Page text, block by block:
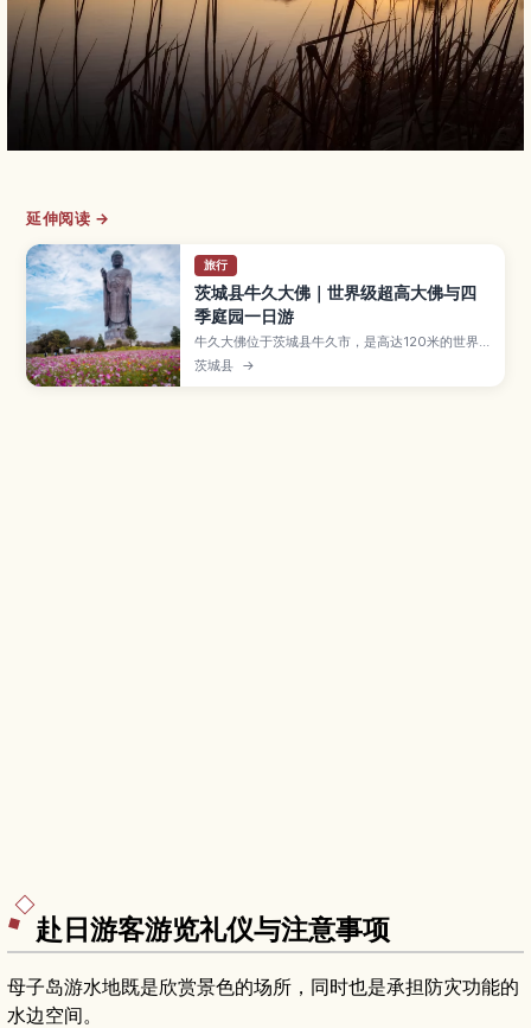
延伸阅读 →
旅行
茨城县牛久大佛｜世界级超高大佛与四
季庭园一日游
牛久大佛位于茨城县牛久市，是高达120米的世界
级青铜大佛，游客不仅可以在大佛脚下仰望其震撼
姿态，还能进入内部参观各楼层展区并登上观景台
茨城县 →
赴日游客游览礼仪与注意事项
母子岛游水地既是欣赏景色的场所，同时也是承担防灾功能的
水边空间。